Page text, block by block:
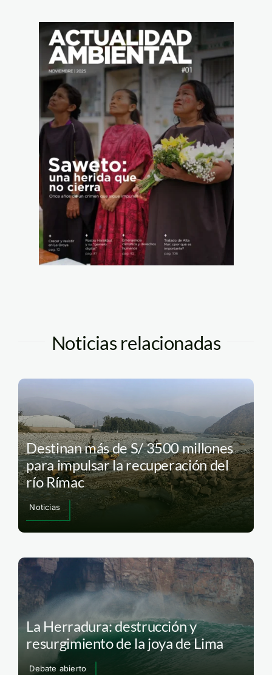
Noticias relacionadas
Destinan más de S/ 3500 millones
para impulsar la recuperación del
río Rímac
Noticias
La Herradura: destrucción y
resurgimiento de la joya de Lima
Debate abierto